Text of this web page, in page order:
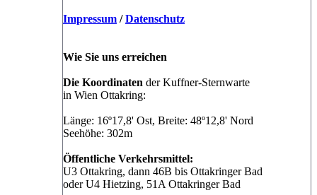
Impressum /Datenschutz
Wie Sie uns erreichen
Die Koordinaten der Kuffner-Sternwarte
in Wien Ottakring:
Länge: 16º17,8' Ost, Breite: 48º12,8' Nord
Seehöhe: 302m
Öffentliche Verkehrsmittel:
U3 Ottakring, dann 46B bis Ottakringer Bad
oder U4 Hietzing, 51A Ottakringer Bad